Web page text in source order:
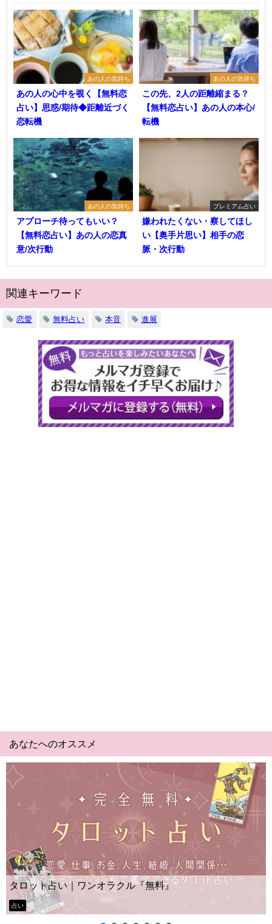
あの人の気持ち
あの人の心中を覗く【無料恋
占い】思惑/期待◆距離近づく
恋転機
あの人の気持ち
この先、2人の距離縮まる？
【無料恋占い】あの人の本心/
転機
あの人の気持ち
アプローチ待ってもいい？
【無料恋占い】あの人の恋真
意/次行動
プレミアム占い
嫌われたくない・察してほし
い【奥手片思い】相手の恋
脈・次行動
関連キーワード
恋愛 無料占い 本音 進展
あなたへのオススメ
Yes No占い｜無料タロット◆私の質問の
ー？